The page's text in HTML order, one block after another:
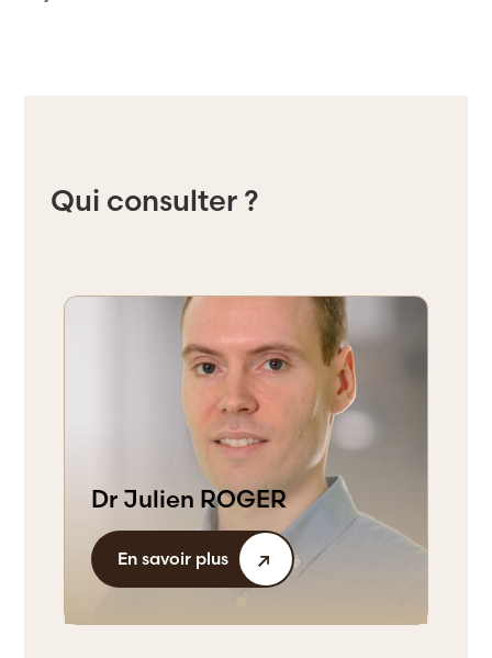
Qui consulter ?
Dr Julien ROGER
En savoir plus